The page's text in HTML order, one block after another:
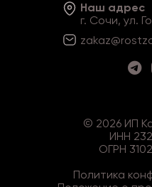
Наш адрес
г. Сочи, ул.
© 2026ИП
ИНН
ОГРН
Политика